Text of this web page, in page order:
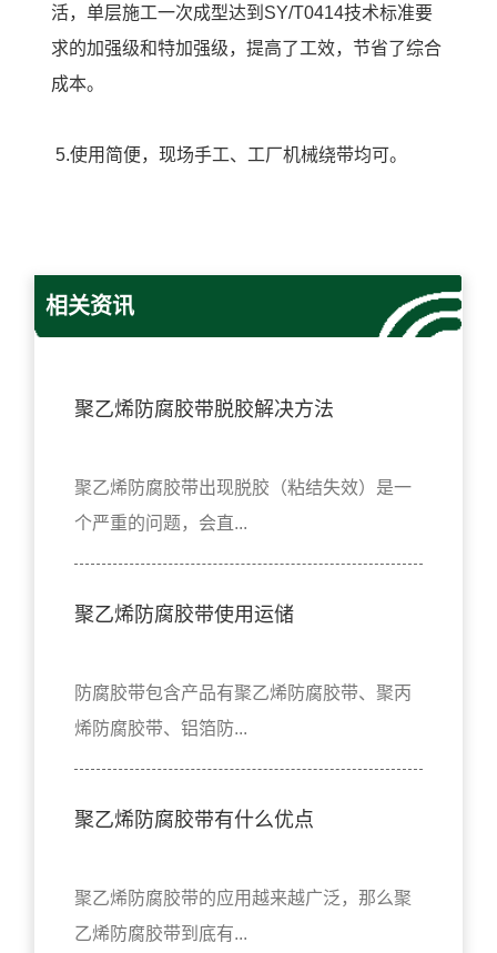
活，单层施工一次成型达到SY/T0414技术标准要
求的加强级和特加强级，提高了工效，节省了综合
成本。
5.使用简便，现场手工、工厂机械绕带均可。
相关资讯
聚乙烯防腐胶带脱胶解决方法
聚乙烯防腐胶带出现脱胶（粘结失效）是一
个严重的问题，会直...
聚乙烯防腐胶带使用运储
防腐胶带包含产品有聚乙烯防腐胶带、聚丙
烯防腐胶带、铝箔防...
聚乙烯防腐胶带有什么优点
聚乙烯防腐胶带的应用越来越广泛，那么聚
乙烯防腐胶带到底有...